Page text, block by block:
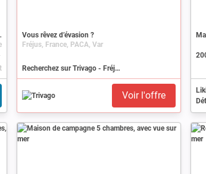
vue sur mer
Vous rêvez d’évasion ?
Fréjus, France, PACA, Var
Recherchez sur Trivago - Fréjus
Voir l'offre